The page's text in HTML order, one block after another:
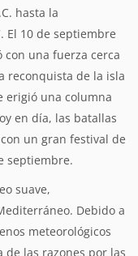
hasta la
El 10 de septiembre
con una fuerza cerca
reconquista de la isla
erigió una columna
en día, las batallas
un gran festival de
septiembre.
suave,
Debido a
meteorológicos
de las razones por las